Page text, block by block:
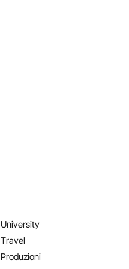
University
Travel
Produzioni